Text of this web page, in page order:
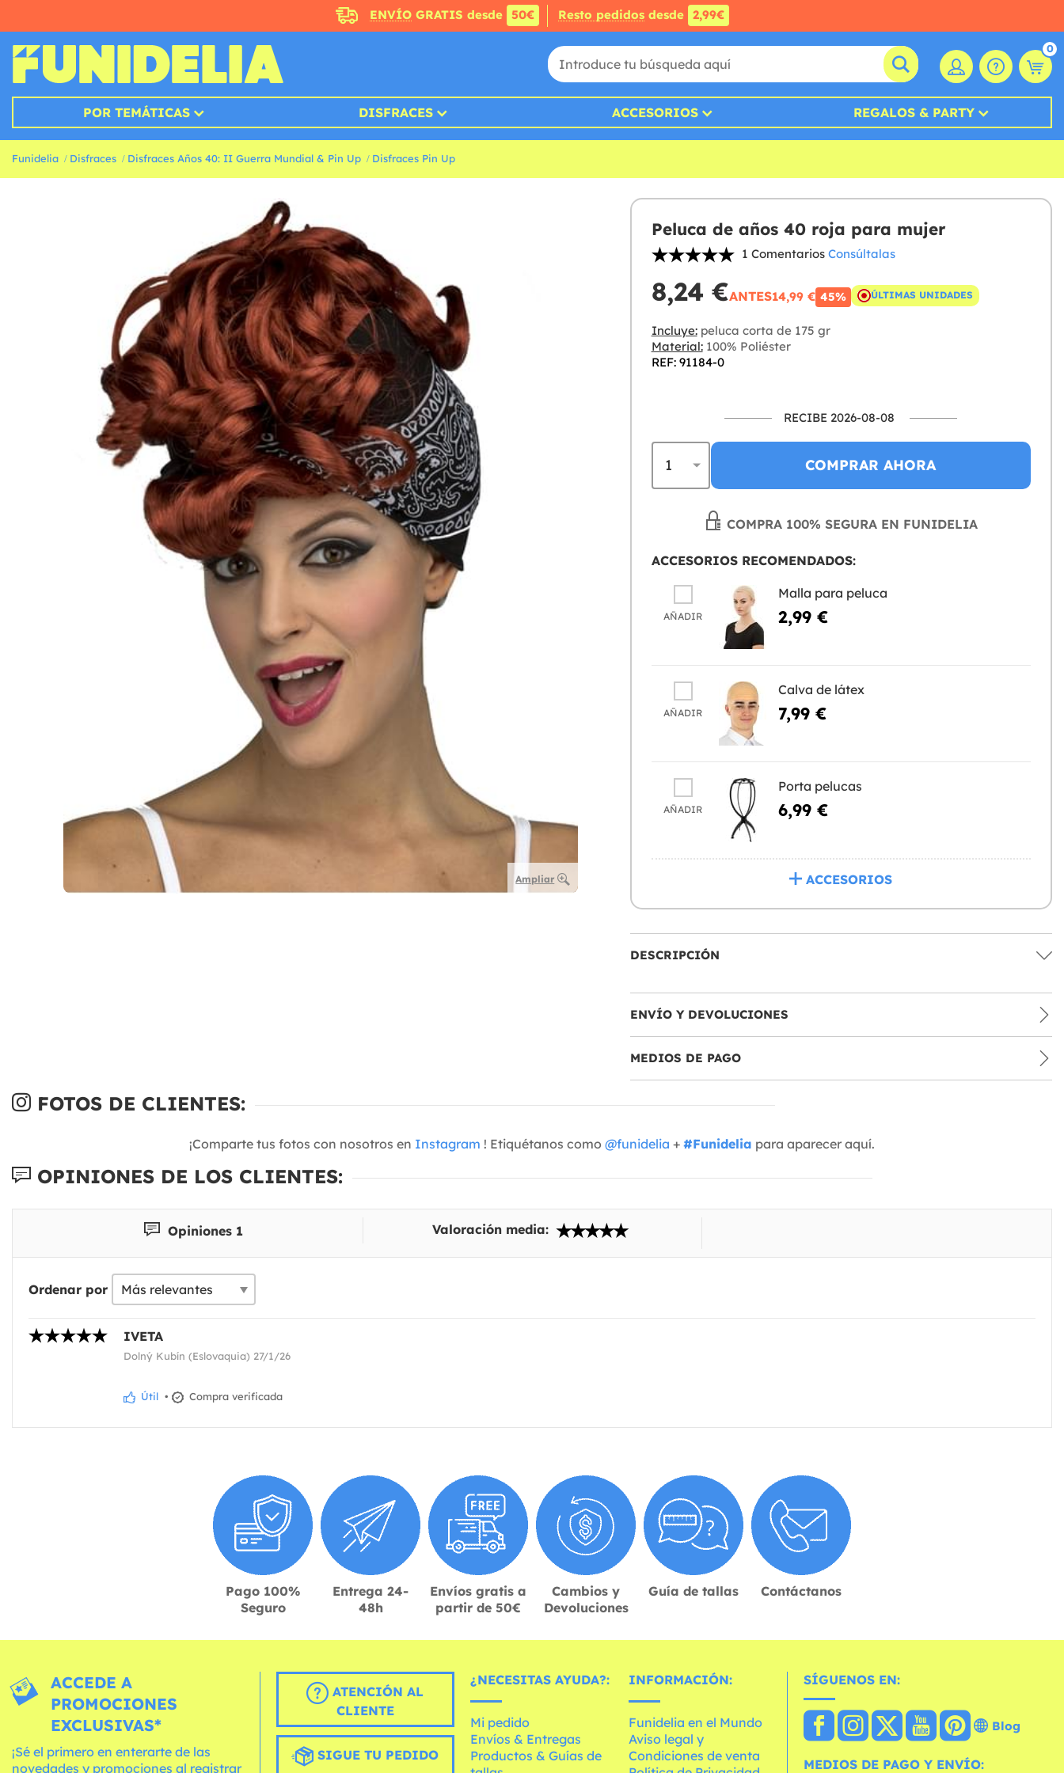
ENVÍOGRATIS desde 50€ Resto pedidosdesde 2,99€
0
POR TEMÁTICAS DISFRACES ACCESORIOS REGALOS & PARTY
Funidelia Disfraces Disfraces Años 40: II Guerra Mundial & Pin Up Disfraces Pin Up
Ampliar
Peluca de años 40 roja para mujer
1 Comentarios Consúltalas
8,24 €ANTES14,99 € 45% ÚLTIMAS UNIDADES
Incluye:peluca corta de 175 gr
Material:100% Poliéster
REF: 91184-0
RECIBE 2026-08-08
COMPRAR AHORA
COMPRA 100% SEGURA EN FUNIDELIA
ACCESORIOS RECOMENDADOS:
AÑADIR
Malla para peluca
2,99 €
AÑADIR
Calva de látex
7,99 €
AÑADIR
Porta pelucas
6,99 €
ACCESORIOS
DESCRIPCIÓN
ENVÍO Y DEVOLUCIONES
MEDIOS DE PAGO
FOTOS DE CLIENTES:
¡Comparte tus fotos con nosotros en Instagram ! Etiquétanos como @funidelia + #Funidelia para aparecer aquí.
OPINIONES DE LOS CLIENTES:
Opiniones 1 Valoración media:
Ordenar por
IVETA
Dolný Kubín (Eslovaquia) 27/1/26
Útil • Compra verificada
Pago 100%
Seguro
Entrega 24-
48h
Envíos gratis a
partir de 50€
Cambios y
Devoluciones
Guía de tallas Contáctanos
ACCEDE A
PROMOCIONES
EXCLUSIVAS*
¡Sé el primero en enterarte de las
novedades y promociones al registrar
ATENCIÓN AL
CLIENTE
SIGUE TU PEDIDO
¿NECESITAS AYUDA?:
Mi pedido
Envíos & Entregas
Productos & Guías de
INFORMACIÓN:
Funidelia en el Mundo
Aviso legal y
Condiciones de venta
SÍGUENOS EN:
Blog
MEDIOS DE PAGO Y ENVÍO: